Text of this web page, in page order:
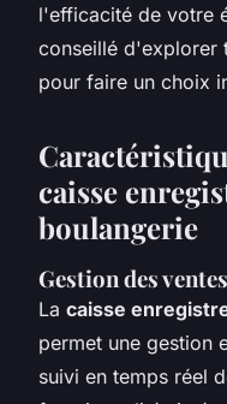
l'efficacité de votre
conseillé d'explorer
pour faire un choix
caisse
boulangerie
Gestion des
La caisse
permet une gestion
suivi en temps réel